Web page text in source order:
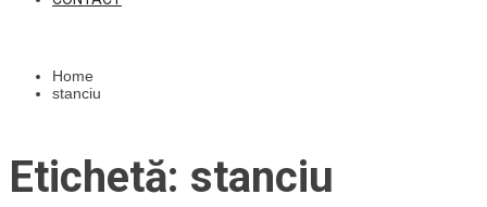
Home
stanciu
Etichetă: stanciu